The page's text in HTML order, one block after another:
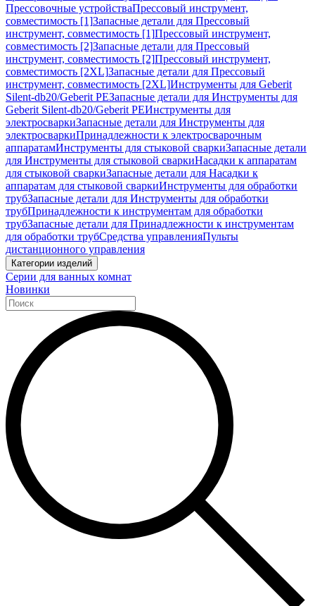
Прессовочные устройстваПрессовый инструмент,
совместимость [1]Запасные детали для Прессовый
инструмент, совместимость [1]Прессовый инструмент,
совместимость [2]Запасные детали для Прессовый
инструмент, совместимость [2]Прессовый инструмент,
совместимость [2XL]Запасные детали для Прессовый
инструмент, совместимость [2XL]Инструменты для Geberit
Silent-db20/Geberit PEЗапасные детали для Инструменты для
Geberit Silent-db20/Geberit PEИнструменты для
электросваркиЗапасные детали для Инструменты для
электросваркиПринадлежности к электросварочным
аппаратамИнструменты для стыковой сваркиЗапасные детали
для Инструменты для стыковой сваркиНасадки к аппаратам
для стыковой сваркиЗапасные детали для Насадки к
аппаратам для стыковой сваркиИнструменты для обработки
трубЗапасные детали для Инструменты для обработки
трубПринадлежности к инструментам для обработки
трубЗапасные детали для Принадлежности к инструментам
для обработки трубСредства управленияПульты
дистанционного управления
Категории изделий
Серии для ванных комнат
Новинки